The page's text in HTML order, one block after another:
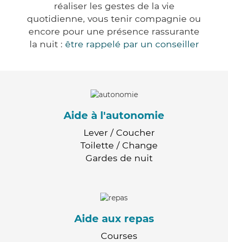
réaliser les gestes de la vie
quotidienne, vous tenir compagnie ou
encore pour une présence rassurante
la nuit : être rappelé par un conseiller
Aide à l'autonomie
Lever / Coucher
Toilette / Change
Gardes de nuit
Aide aux repas
Courses